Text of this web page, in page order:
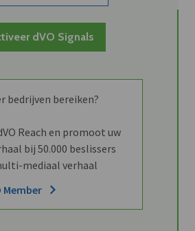
dVO Signals
bedrijven bereiken?
Reach en promoot uw
bij 50.000 beslissers
mediaal verhaal
Member